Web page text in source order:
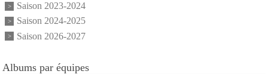
Saison 2023-2024
Saison 2024-2025
Saison 2026-2027
Albums par équipes